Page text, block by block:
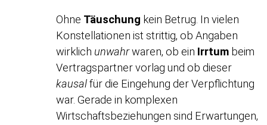
Ohne Täuschung kein Betrug. In vielen
Konstellationen ist strittig, ob Angaben
wirklich unwahrwaren, ob ein Irrtum beim
Vertragspartner vorlag und ob dieser
kausalfür die Eingehung der Verpflichtung
war. Gerade in komplexen
Wirtschaftsbeziehungen sind Erwartungen,